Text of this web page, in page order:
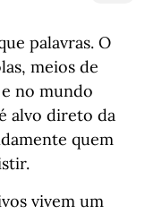
palavras. O
meios de
no mundo
alvo direto da
quem
vivem um